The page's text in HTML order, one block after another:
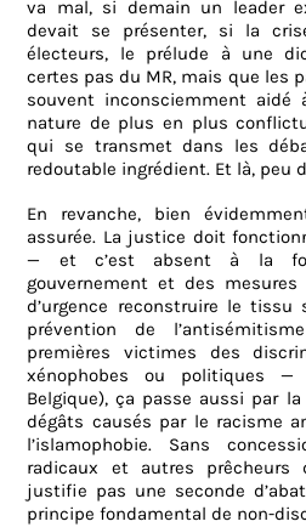
va mal, si demain un leader
devait se présenter, si la
électeurs, le prélude à une
certes pas du MR, mais que les
souvent inconsciemment aidé
nature de plus en plus
qui se transmet dans les
redoutable ingrédient. Et là, peu
En revanche, bien
assurée. La justice doit
— et c’est absent à la
gouvernement et des
d’urgence reconstruire le tissu
prévention de
premières victimes des
xénophobes ou politiques
Belgique), ça passe aussi par
dégâts causés par le racisme
l’islamophobie. Sans
radicaux et autres
justifie pas une seconde
principe fondamental de non-